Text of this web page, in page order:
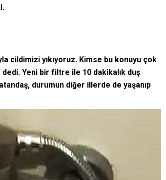
cildimizi yıkıyoruz. Kimse bu konuyu çok
Yeni bir filtre ile 10 dakikalık duş
durumun diğer illerde de yaşanıp